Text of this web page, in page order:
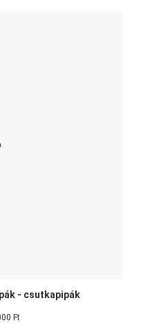
- csutkapipák
Ft